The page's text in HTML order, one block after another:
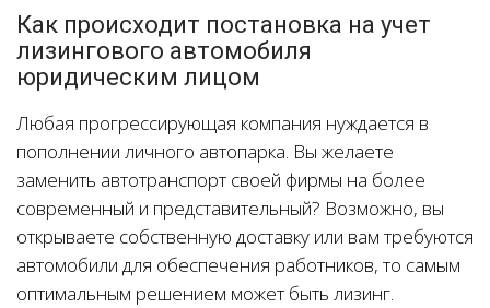
Как происходит постановка на учет
лизингового автомобиля
юридическим лицом
Любая прогрессирующая компания нуждается в
пополнении личного автопарка. Вы желаете
заменить автотранспорт своей фирмы на более
современный и представительный? Возможно, вы
открываете собственную доставку или вам требуются
автомобили для обеспечения работников, то самым
оптимальным решением может быть лизинг.